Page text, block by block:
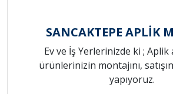
SANCAKTEPE APLİK
Ev ve İş Yerlerinizde ki ; Aplik
ürünlerinizin montajını,
yapıyoruz.